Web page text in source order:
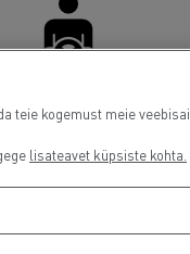
Driver Facilities
teie kogemust meie
lisateavet küpsiste kohta.